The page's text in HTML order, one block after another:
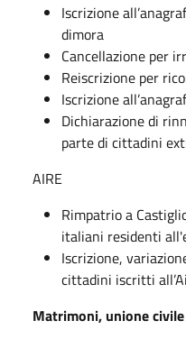
Iscrizione
dimora
Cancellazione per
Reiscrizione per
Iscrizione
Dichiarazione di
parte di cittadini
AIRE
Rimpatrio a
italiani residenti
Iscrizione,
cittadini iscritti
Matrimoni, unione